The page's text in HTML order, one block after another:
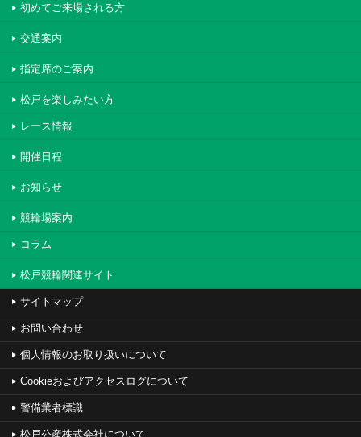
初めてご来場される方
交通案内
指定席のご案内
松戸を楽しみたい方
レース情報
開催日程
お知らせ
競輪場案内
コラム
松戸競輪関連サイト
サイトマップ
お問い合わせ
個人情報のお取り扱いについて
Cookieおよびアクセスログについて
警備業者標識
松戸公産株式会社について